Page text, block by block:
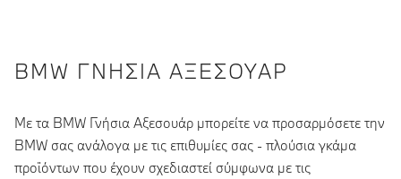
BMW ΓΝΉΣΙΑ ΑΞΕΣΟΥΆΡ
Με τα BMW Γνήσια Αξεσουάρ μπορείτε να προσαρμόσετε την
BMW σας ανάλογα με τις επιθυμίες σας - πλούσια γκάμα
προϊόντων που έχουν σχεδιαστεί σύμφωνα με τις